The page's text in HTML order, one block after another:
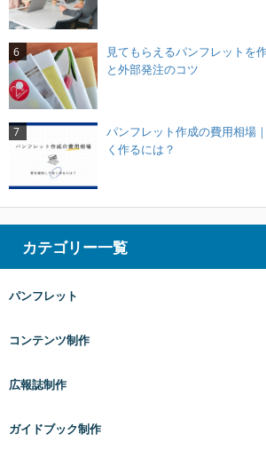
6
見てもらえるパンフレットを
と外部発注のコツ
7
パンフレット作成の費用相場
く作るには？
カテゴリー一覧
パンフレット
コンテンツ制作
広報誌制作
ガイドブック制作